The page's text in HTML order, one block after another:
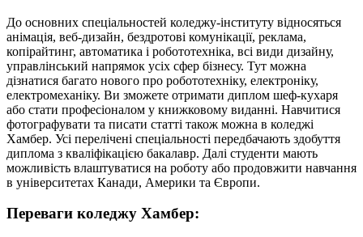
До основних спеціальностей коледжу-інституту відносяться
анімація, веб-дизайн, бездротові комунікації, реклама,
копірайтинг, автоматика і робототехніка, всі види дизайну,
управлінський напрямок усіх сфер бізнесу. Тут можна
дізнатися багато нового про робототехніку, електроніку,
електромеханіку. Ви зможете отримати диплом шеф-кухаря
або стати професіоналом у книжковому виданні. Навчитися
фотографувати та писати статті також можна в коледжі
Хамбер. Усі перелічені спеціальності передбачають здобуття
диплома з кваліфікацією бакалавр. Далі студенти мають
можливість влаштуватися на роботу або продовжити навчання
в університетах Канади, Америки та Європи.
Переваги коледжу Хамбер: